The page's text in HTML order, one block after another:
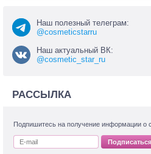
Наш полезный телеграм:
@cosmeticstarru
Наш актуальный ВК:
@cosmetic_star_ru
РАССЫЛКА
Подпишитесь на получение информации о
Подписаться